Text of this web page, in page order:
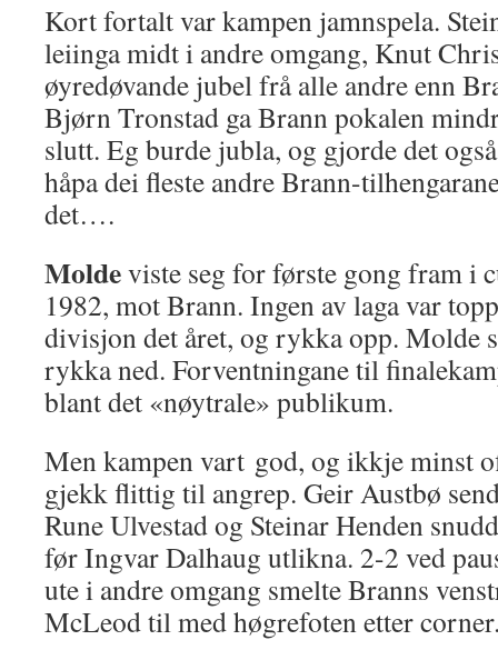
Kort fortalt var kampen jamnspela.
leiinga midt i andre omgang, Knut
øyredøvande jubel frå alle andre enn
Bjørn Tronstad ga Brann pokalen
slutt. Eg burde jubla, og gjorde det
håpa dei fleste andre Brann-
det….
Moldeviste seg for første gong fram i
1982, mot Brann. Ingen av laga var
divisjon det året, og rykka opp. Molde
rykka ned. Forventningane til
blant det «nøytrale» publikum.
Men kampen vart god, og ikkje minst
gjekk flittig til angrep. Geir Austbø
Rune Ulvestad og Steinar Henden
før Ingvar Dalhaug utlikna. 2-2 ved
ute i andre omgang smelte Branns
McLeod til med høgrefoten etter